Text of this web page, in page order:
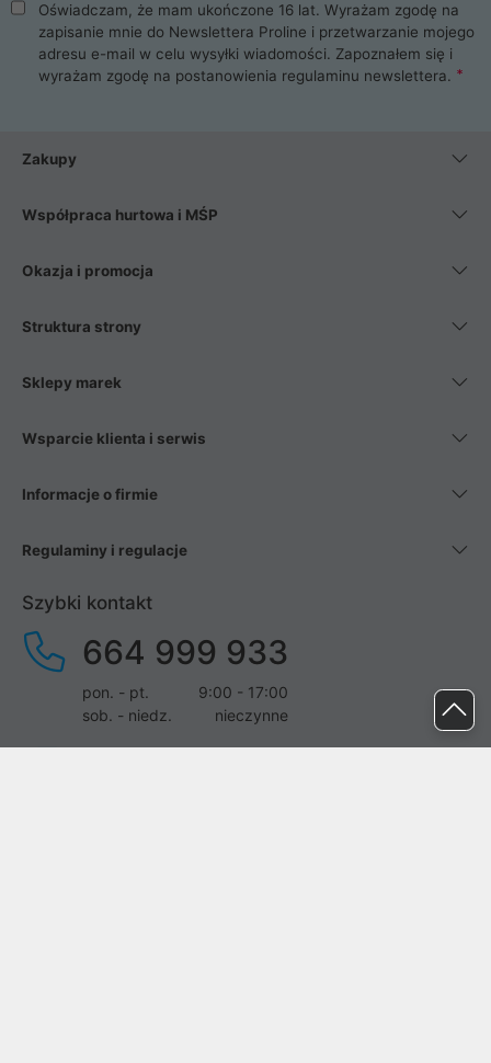
Oświadczam, że mam ukończone 16 lat. Wyrażam zgodę na
zapisanie mnie do Newslettera Proline i przetwarzanie mojego
adresu e-mail w celu wysyłki wiadomości. Zapoznałem się i
wyrażam zgodę na postanowienia regulaminu newslettera.
Zakupy
Współpraca hurtowa i MŚP
Okazja i promocja
Struktura strony
Sklepy marek
Wsparcie klienta i serwis
Informacje o firmie
Regulaminy i regulacje
Szybki kontakt
664 999 933
pon. - pt.
9:00 - 17:00
sob. - niedz.
nieczynne